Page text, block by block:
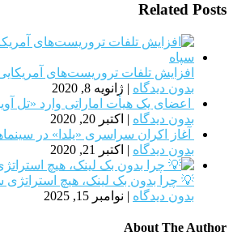
Related Posts
افزایش تلفات تروریست‌های
بدون دیدگاه | ژانویه 8, 2020
اعضای یک هیأت اماراتی وارد «تل
بدون دیدگاه | اکتبر 20, 2020
آغاز اکران سراسری «یلدا» در
بدون دیدگاه | اکتبر 21, 2020
💡 چرا بدون بک لینک، هیچ
بدون دیدگاه | نوامبر 15, 2025
About The Author